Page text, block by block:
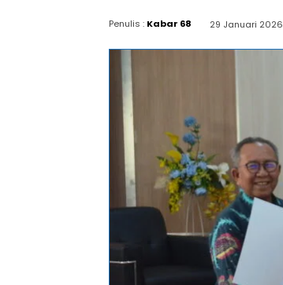
Penulis : Kabar 68 29 Januari 2026